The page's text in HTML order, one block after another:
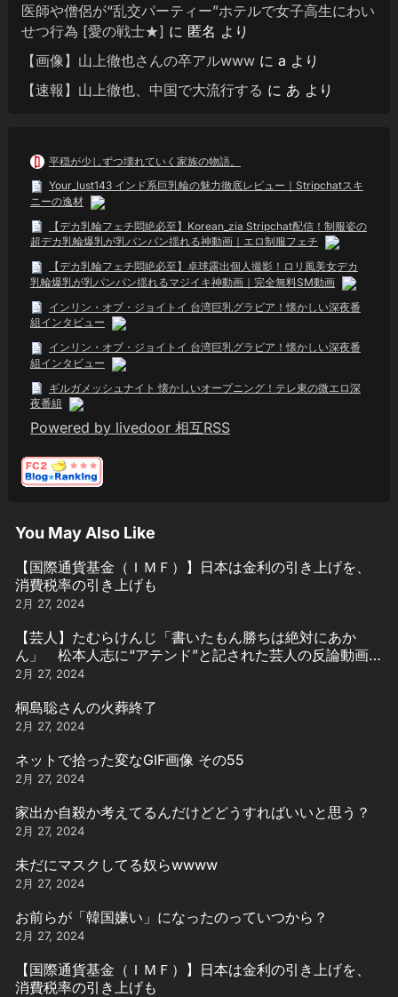
医師や僧侶が“乱交パーティー”ホテルで女子高生にわい
せつ行為 [愛の戦士★] に 匿名 より
【画像】山上徹也さんの卒アルwwwに a より
【速報】山上徹也、中国で大流行する に あ より
平穏が少しずつ壊れていく家族の物語。
Your_lust143 インド系巨乳輪の魅力徹底レビュー｜Stripchatスキ
ニーの逸材
【デカ乳輪フェチ悶絶必至】Korean_zia Stripchat配信！制服姿の
超デカ乳輪爆乳が乳パンパン揺れる神動画｜エロ制服フェチ
【デカ乳輪フェチ悶絶必至】卓球露出個人撮影！ロリ風美女デカ
乳輪爆乳が乳パンパン揺れるマジイキ神動画｜完全無料SM動画
インリン・オブ・ジョイトイ 台湾巨乳グラビア！懐かしい深夜番
組インタビュー
インリン・オブ・ジョイトイ 台湾巨乳グラビア！懐かしい深夜番
組インタビュー
ギルガメッシュナイト 懐かしいオープニング！テレ東の微エロ深
夜番組
Powered by livedoor 相互RSS
You May Also Like
【国際通貨基金（ＩＭＦ）】日本は金利の引き上げを、
消費税率の引き上げも
2月 27, 2024
【芸人】たむらけんじ「書いたもん勝ちは絶対にあか
ん」 松本人志に“アテンド”と記された芸人の反論動画引
用
2月 27, 2024
桐島聡さんの火葬終了
2月 27, 2024
ネットで拾った変なGIF画像 その55
2月 27, 2024
家出か自殺か考えてるんだけどどうすればいいと思う？
2月 27, 2024
未だにマスクしてる奴らwwww
2月 27, 2024
お前らが「韓国嫌い」になったのっていつから？
2月 27, 2024
【国際通貨基金（ＩＭＦ）】日本は金利の引き上げを、
消費税率の引き上げも